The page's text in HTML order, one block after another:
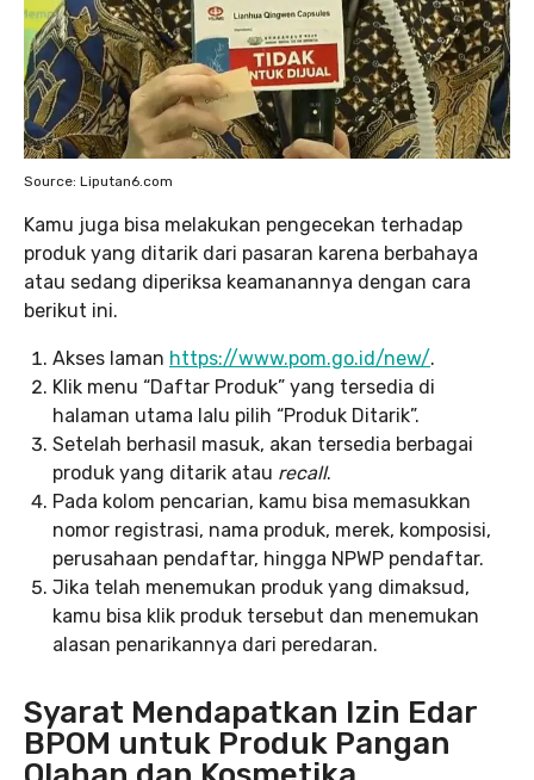
Source: Liputan6.com
Kamu juga bisa melakukan pengecekan terhadap
produk yang ditarik dari pasaran karena berbahaya
atau sedang diperiksa keamanannya dengan cara
berikut ini.
Akses laman https://www.pom.go.id/new/.
Klik menu “Daftar Produk” yang tersedia di
halaman utama lalu pilih “Produk Ditarik”.
Setelah berhasil masuk, akan tersedia berbagai
produk yang ditarik atau recall.
Pada kolom pencarian, kamu bisa memasukkan
nomor registrasi, nama produk, merek, komposisi,
perusahaan pendaftar, hingga NPWP pendaftar.
Jika telah menemukan produk yang dimaksud,
kamu bisa klik produk tersebut dan menemukan
alasan penarikannya dari peredaran.
Syarat Mendapatkan Izin Edar
BPOM untuk Produk Pangan